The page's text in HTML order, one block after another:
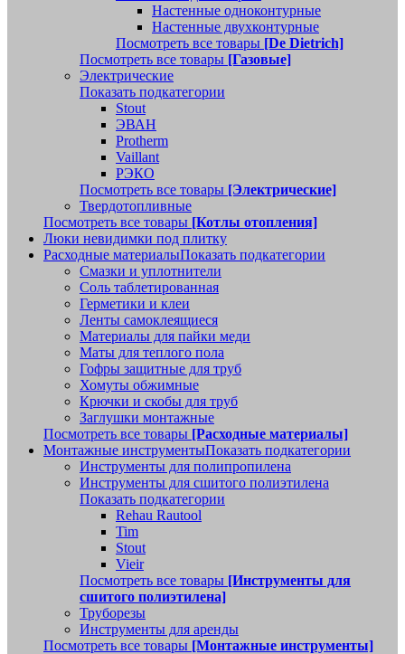
Настенные одноконтурные
Настенные двухконтурные
Посмотреть все товары [De Dietrich]
Посмотреть все товары [Газовые]
Электрические
Показать подкатегории
Stout
ЭВАН
Protherm
Vaillant
РЭКО
Посмотреть все товары [Электрические]
Твердотопливные
Посмотреть все товары [Котлы отопления]
Люки невидимки под плитку
Расходные материалыПоказать подкатегории
Смазки и уплотнители
Соль таблетированная
Герметики и клеи
Ленты самоклеящиеся
Материалы для пайки меди
Маты для теплого пола
Гофры защитные для труб
Хомуты обжимные
Крючки и скобы для труб
Заглушки монтажные
Посмотреть все товары [Расходные материалы]
Монтажные инструментыПоказать подкатегории
Инструменты для полипропилена
Инструменты для сшитого полиэтилена
Показать подкатегории
Rehau Rautool
Tim
Stout
Vieir
Посмотреть все товары [Инструменты для
сшитого полиэтилена]
Труборезы
Инструменты для аренды
Посмотреть все товары [Монтажные инструменты]